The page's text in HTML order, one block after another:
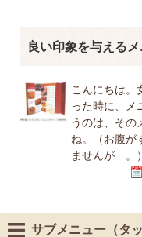
良い印象を与える
こんにちは。
った時に、メ
うのは、その
ね。（お腹が
ませんが…。
サブメニュー（タ